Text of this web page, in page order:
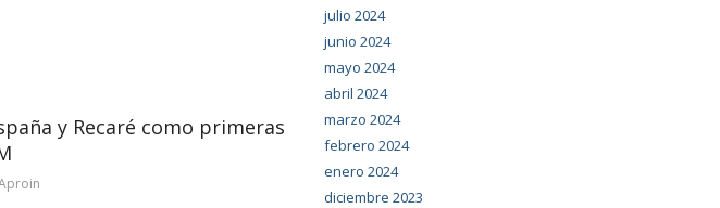
y Recaré como primeras
julio 2024
junio 2024
mayo 2024
abril 2024
marzo 2024
febrero 2024
enero 2024
diciembre 2023